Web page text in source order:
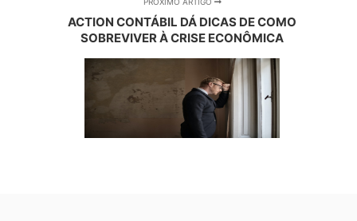
ACTION CONTÁBIL DÁ DICAS DE COMO
SOBREVIVER À CRISE ECONÔMICA